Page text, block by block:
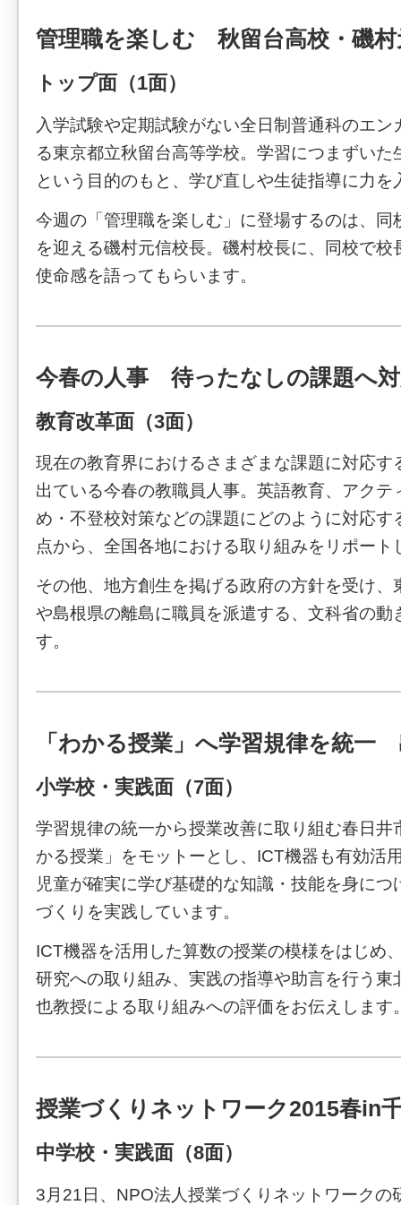
管理職を楽しむ 秋留台高校・磯村
トップ面（1面）
入学試験や定期試験がない全日制普通科のエ
る東京都立秋留台高等学校。学習につまずいた
という目的のもと、学び直しや生徒指導に力を
今週の「管理職を楽しむ」に登場するのは、同
を迎える磯村元信校長。磯村校長に、同校で校
使命感を語ってもらいます。
今春の人事 待ったなしの課題へ
教育改革面（3面）
現在の教育界におけるさまざまな課題に対応す
出ている今春の教職員人事。英語教育、アクテ
め・不登校対策などの課題にどのように対応す
点から、全国各地における取り組みをリポート
その他、地方創生を掲げる政府の方針を受け、
や島根県の離島に職員を派遣する、文科省の動
す。
「わかる授業」へ学習規律を統一
小学校・実践面（7面）
学習規律の統一から授業改善に取り組む春日井
かる授業」をモットーとし、ICT機器も有効活
児童が確実に学び基礎的な知識・技能を身につ
づくりを実践しています。
ICT機器を活用した算数の授業の模様をはじめ
研究への取り組み、実践の指導や助言を行う東
也教授による取り組みへの評価をお伝えします
授業づくりネットワーク2015春in
中学校・実践面（8面）
3月21日、NPO法人授業づくりネットワークの